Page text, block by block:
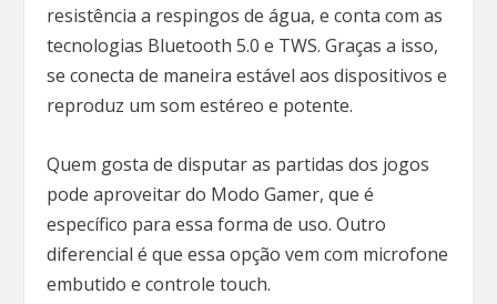
resistência a respingos de água, e conta com as
tecnologias Bluetooth 5.0 e TWS. Graças a isso,
se conecta de maneira estável aos dispositivos e
reproduz um som estéreo e potente.
Quem gosta de disputar as partidas dos jogos
pode aproveitar do Modo Gamer, que é
específico para essa forma de uso. Outro
diferencial é que essa opção vem com microfone
embutido e controle touch.